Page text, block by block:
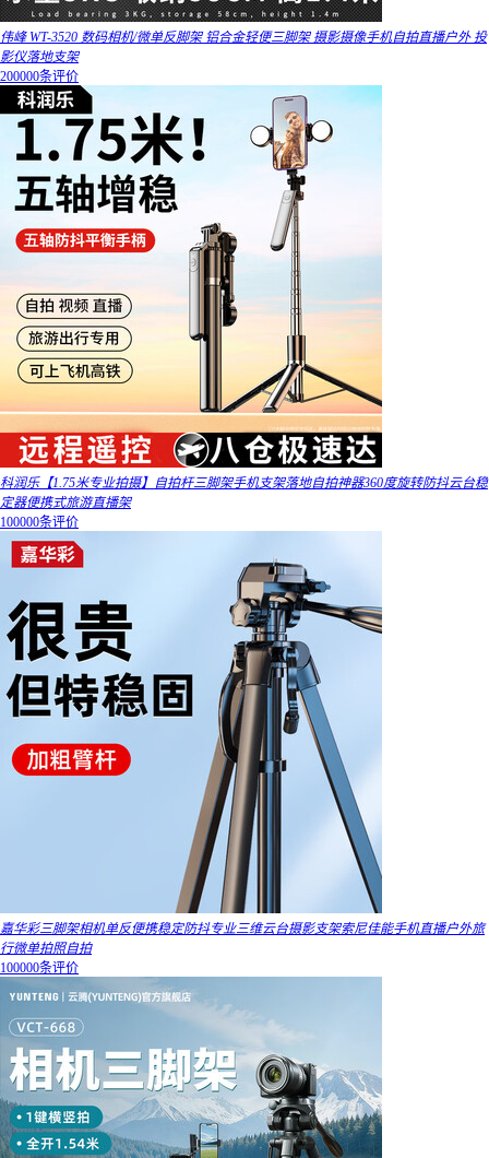
伟峰 WT-3520 数码相机/微单反脚架 铝合金轻便三脚架 摄影摄像手机自拍直播户外 投
影仪落地支架
200000条评价
科润乐【1.75米专业拍摄】自拍杆三脚架手机支架落地自拍神器360度旋转防抖云台稳
定器便携式旅游直播架
100000条评价
嘉华彩三脚架相机单反便携稳定防抖专业三维云台摄影支架索尼佳能手机直播户外旅
行微单拍照自拍
100000条评价